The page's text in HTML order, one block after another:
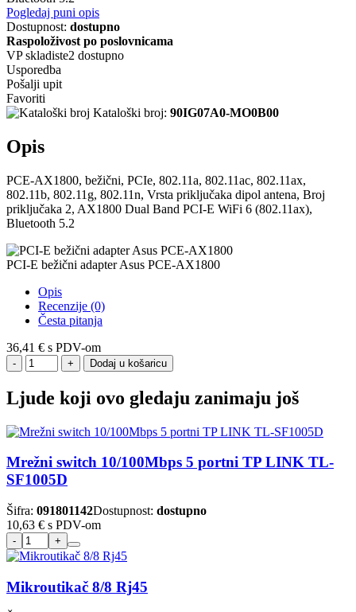
Pogledaj puni opis
Dostupnost: dostupno
Raspoloživost po poslovnicama
VP skladiste2 dostupno
Usporedba
Pošalji upit
Favoriti
Kataloški broj: 90IG07A0-MO0B00
Opis
PCE-AX1800, bežični, PCIe, 802.11a, 802.11ac, 802.11ax,
802.11b, 802.11g, 802.11n, Vrsta priključaka dipol antena, Broj
priključaka 2, AX1800 Dual Band PCI-E WiFi 6 (802.11ax),
Bluetooth 5.2
PCI-E bežični adapter Asus PCE-AX1800
Opis
Recenzije (0)
Česta pitanja
36,41 € s PDV-om
Dodaj u košaricu
Ljude koji ovo gledaju zanimaju još
Mrežni switch 10/100Mbps 5 portni TP LINK TL-
SF1005D
Šifra: 091801142Dostupnost: dostupno
10,63 € s PDV-om
Mikroutikač 8/8 Rj45